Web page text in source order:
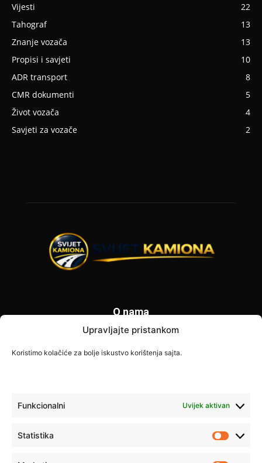
Upravljajte pristankom
Koristimo kolačiće za bolje iskustvo korištenja sajta.
Funkcionalni Uvijek aktivan
Statistika
Vijesti
22
Tahograf
13
Znanje vozača
13
Propisi i savjeti
10
ADR transport
8
CMR dokumenti
5
Život vozača
4
Savjeti za vozače
2
O nama
kamiona i transportnoj industriji. Donosimo najnovije